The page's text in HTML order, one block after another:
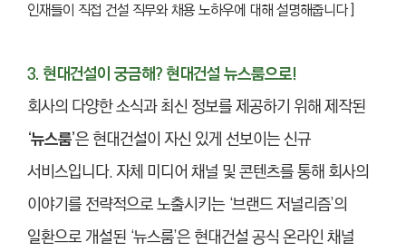
인재들이 직접 건설 직무와 채용 노하우에 대해 설명해줍니다 ]
3. 현대건설이 궁금해? 현대건설 뉴스룸으로!
회사의 다양한 소식과 최신 정보를 제공하기 위해 제작된
‘뉴스룸’은 현대건설이 자신 있게 선보이는 신규
서비스입니다. 자체 미디어 채널 및 콘텐츠를 통해 회사의
이야기를 전략적으로 노출시키는 ‘브랜드 저널리즘’의
일환으로 개설된 ‘뉴스룸’은 현대건설 공식 온라인 채널